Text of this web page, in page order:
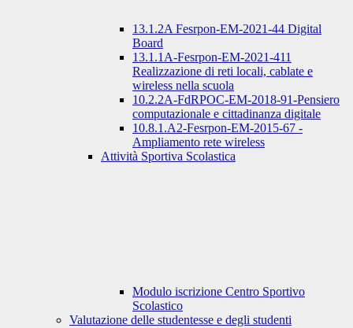
13.1.2A Fesrpon-EM-2021-44 Digital
Board
13.1.1A-Fesrpon-EM-2021-411
Realizzazione di reti locali, cablate e
wireless nella scuola
10.2.2A-FdRPOC-EM-2018-91-Pensiero
computazionale e cittadinanza digitale
10.8.1.A2-Fesrpon-EM-2015-67 -
Ampliamento rete wireless
Attività Sportiva Scolastica
Modulo iscrizione Centro Sportivo
Scolastico
Valutazione delle studentesse e degli studenti